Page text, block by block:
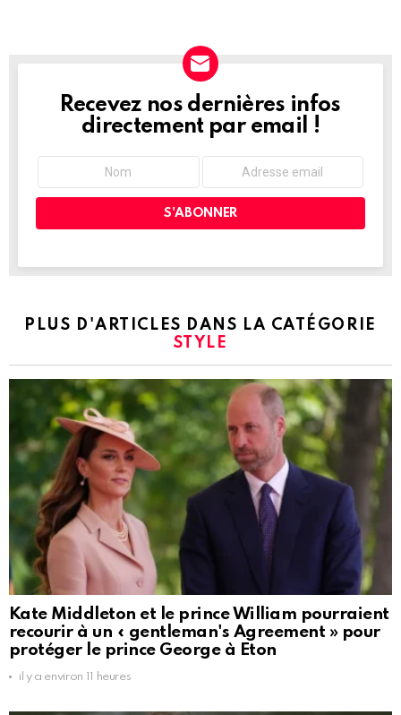
NEWSLETTER
Recevez nos dernières infos
directement par email !
PLUS D'ARTICLES DANS LA CATÉGORIE
STYLE
Kate Middleton et le prince William pourraient
recourir à un « gentleman's Agreement » pour
protéger le prince George à Eton
il y a environ 11 heures